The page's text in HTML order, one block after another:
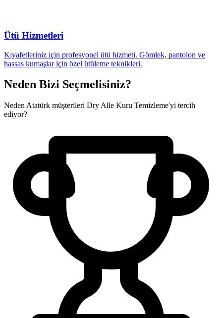
Ütü Hizmetleri
Kıyafetleriniz için profesyonel ütü hizmeti. Gömlek, pantolon ve
hassas kumaşlar için özel ütüleme teknikleri.
Neden Bizi Seçmelisiniz?
Neden Atatürk müşterileri Dry Alle Kuru Temizleme'yi tercih
ediyor?